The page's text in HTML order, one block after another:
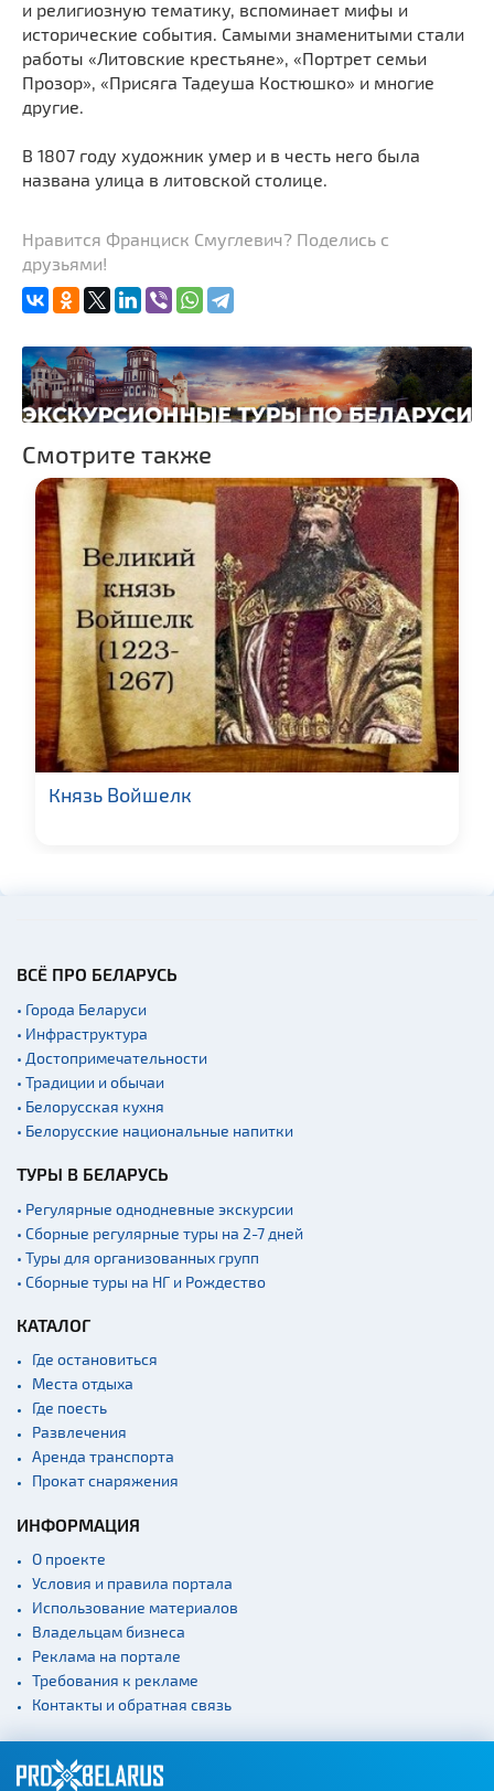
и религиозную тематику, вспоминает мифы и
исторические события. Самыми знаменитыми стали
работы «Литовские крестьяне», «Портрет семьи
Прозор», «Присяга Тадеуша Костюшко» и многие
другие.
В 1807 году художник умер и в честь него была
названа улица в литовской столице.
Нравится Франциск Смуглевич? Поделись с
друзьями!
Смотрите также
Князь Войшелк
ВСЁ ПРО БЕЛАРУСЬ
• Города Беларуси
• Инфраструктура
• Достопримечательности
• Традиции и обычаи
• Белорусская кухня
• Белорусские национальные напитки
ТУРЫ В БЕЛАРУСЬ
• Регулярные однодневные экскурсии
• Сборные регулярные туры на 2-7 дней
• Туры для организованных групп
• Сборные туры на НГ и Рождество
КАТАЛОГ
Где остановиться
Места отдыха
Где поесть
Развлечения
Аренда транспорта
Прокат снаряжения
ИНФОРМАЦИЯ
О проекте
Условия и правила портала
Использование материалов
Владельцам бизнеса
Реклама на портале
Требования к рекламе
Контакты и обратная связь